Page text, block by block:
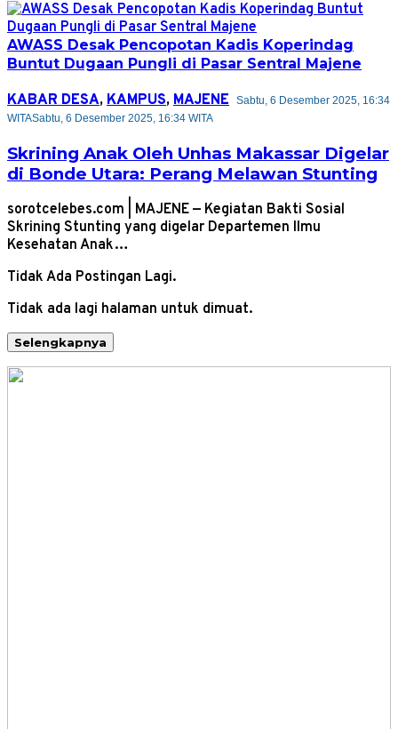
AWASS Desak Pencopotan Kadis Koperindag
Buntut Dugaan Pungli di Pasar Sentral Majene
KABAR DESA, KAMPUS, MAJENE
Sabtu, 6 Desember 2025, 16:34
WITASabtu, 6 Desember 2025, 16:34 WITA
Skrining Anak Oleh Unhas Makassar Digelar
di Bonde Utara: Perang Melawan Stunting
sorotcelebes.com | MAJENE — Kegiatan Bakti Sosial
Skrining Stunting yang digelar Departemen Ilmu
Kesehatan Anak…
Tidak Ada Postingan Lagi.
Tidak ada lagi halaman untuk dimuat.
Selengkapnya